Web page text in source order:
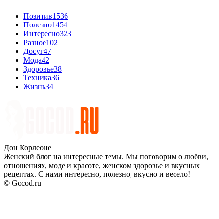
Позитив1536
Полезно1454
Интересно323
Разное102
Досуг47
Мода42
Здоровье38
Техника36
Жизнь34
Дон Корлеоне
Женский блог на интересные темы. Мы поговорим о любви,
отношениях, моде и красоте, женском здоровье и вкусных
рецептах. С нами интересно, полезно, вкусно и весело!
© Gocod.ru